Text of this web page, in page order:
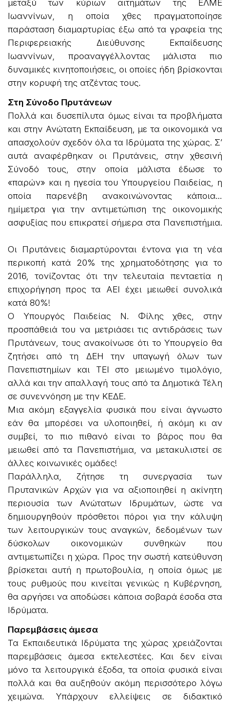
μεταξύ των κύριων αιτημάτων της ΕΛΜΕ
Ιωαννίνων, η οποία χθες πραγματοποίησε
παράσταση διαμαρτυρίας έξω από τα γραφεία της
Περιφερειακής Διεύθυνσης Εκπαίδευσης
Ιωαννίνων, προαναγγέλλοντας μάλιστα πιο
δυναμικές κινητοποιήσεις, οι οποίες ήδη βρίσκονται
στην κορυφή της ατζέντας τους.
Στη Σύνοδο Πρυτάνεων
Πολλά και δυσεπίλυτα όμως είναι τα προβλήματα
και στην Ανώτατη Εκπαίδευση, με τα οικονομικά να
απασχολούν σχεδόν όλα τα Ιδρύματα της χώρας. Σ’
αυτά αναφέρθηκαν οι Πρυτάνεις, στην χθεσινή
Σύνοδό τους, στην οποία μάλιστα έδωσε το
«παρών» και η ηγεσία του Υπουργείου Παιδείας, η
οποία παρενέβη ανακοινώνοντας κάποια…
ημίμετρα για την αντιμετώπιση της οικονομικής
ασφυξίας που επικρατεί σήμερα στα Πανεπιστήμια.
Οι Πρυτάνεις διαμαρτύρονται έντονα για τη νέα
περικοπή κατά 20% της χρηματοδότησης για το
2016, τονίζοντας ότι την τελευταία πενταετία η
επιχορήγηση προς τα ΑΕΙ έχει μειωθεί συνολικά
κατά 80%!
Ο Υπουργός Παιδείας Ν. Φίλης χθες, στην
προσπάθειά του να μετριάσει τις αντιδράσεις των
Πρυτάνεων, τους ανακοίνωσε ότι το Υπουργείο θα
ζητήσει από τη ΔΕΗ την υπαγωγή όλων των
Πανεπιστημίων και ΤΕΙ στο μειωμένο τιμολόγιο,
αλλά και την απαλλαγή τους από τα Δημοτικά Τέλη
σε συνεννόηση με την ΚΕΔΕ.
Μια ακόμη εξαγγελία φυσικά που είναι άγνωστο
εάν θα μπορέσει να υλοποιηθεί, ή ακόμη κι αν
συμβεί, το πιο πιθανό είναι το βάρος που θα
μειωθεί από τα Πανεπιστήμια, να μετακυλιστεί σε
άλλες κοινωνικές ομάδες!
Παράλληλα, ζήτησε τη συνεργασία των
Πρυτανικών Αρχών για να αξιοποιηθεί η ακίνητη
περιουσία των Ανώτατων Ιδρυμάτων, ώστε να
δημιουργηθούν πρόσθετοι πόροι για την κάλυψη
των λειτουργικών τους αναγκών, δεδομένων των
δύσκολων οικονομικών συνθηκών που
αντιμετωπίζει η χώρα. Προς την σωστή κατεύθυνση
βρίσκεται αυτή η πρωτοβουλία, η οποία όμως με
τους ρυθμούς που κινείται γενικώς η Κυβέρνηση,
θα αργήσει να αποδώσει κάποια σοβαρά έσοδα στα
Ιδρύματα.
Παρεμβάσεις άμεσα
Τα Εκπαιδευτικά Ιδρύματα της χώρας χρειάζονται
παρεμβάσεις άμεσα εκτελεστέες. Και δεν είναι
μόνο τα λειτουργικά έξοδα, τα οποία φυσικά είναι
πολλά και θα αυξηθούν ακόμη περισσότερο λόγω
χειμώνα. Υπάρχουν ελλείψεις σε διδακτικό